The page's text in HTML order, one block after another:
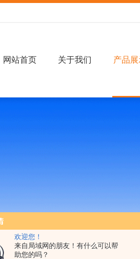
欢迎您！
来自局域网的朋友！有什么可以帮
助您的吗？
网站首页 关于我们 产品